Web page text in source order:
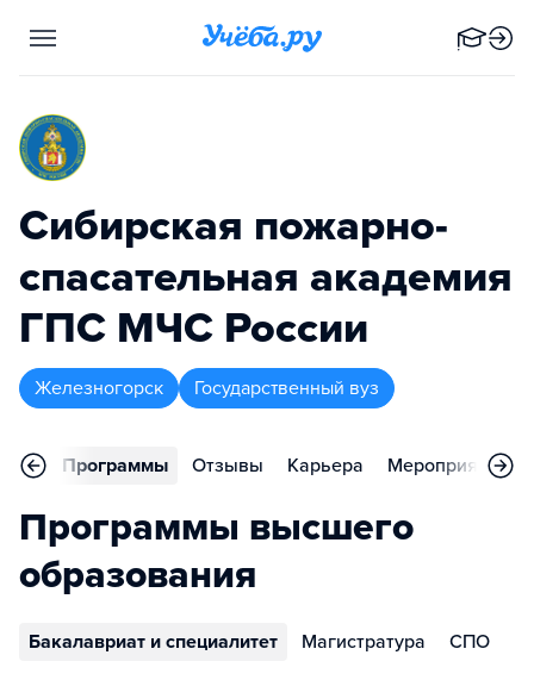
Сибирская пожарно-
спасательная академия
ГПС МЧС России
Железногорск Государственный вуз
Программы Отзывы Карьера Мероприятия
Программы высшего
образования
Бакалавриат и специалитет Магистратура СПО